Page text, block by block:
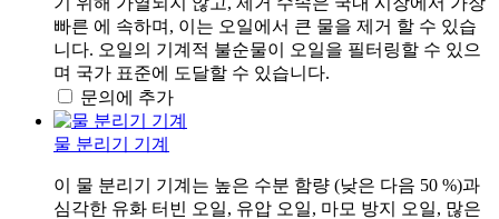
빠른 에 속하며, 이는 오일에서 큰 물을 제거 할 수 있습
니다. 오일의 기계적 불순물이 오일을 필터링할 수 있으
며 국가 표준에 도달할 수 있습니다.
문의에 추가
물 분리기 기계
이 물 분리기 기계는 높은 수분 함량 (낮은 다음 50 %)과
심각한 유화 터빈 오일, 유압 오일, 마모 방지 오일, 많은